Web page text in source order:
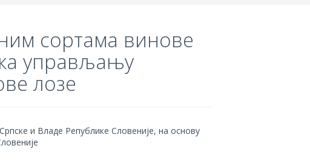
сортама винове
управљању
лозе
и Владе Републике Словеније, на основу